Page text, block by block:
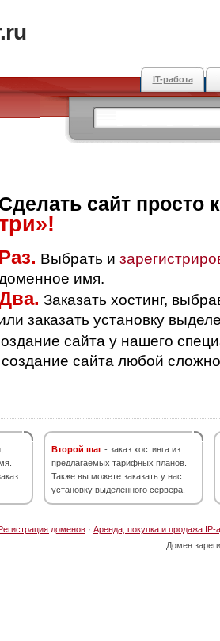
IT-работа
Сделать сайт просто
Раз. Выбрать и
имя.
Заказать хостинг,
заказать установку
сайта у нашего
сайта любой
Второй шаг - заказ хостинга из
предлагаемых тарифных планов.
Также вы можете заказать у нас
установку выделенного сервера.
доменов· Аренда, покупка и продажа IP-
Домен